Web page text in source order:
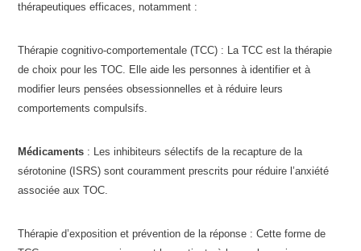
thérapeutiques efficaces, notamment :
Thérapie cognitivo-comportementale (TCC) : La TCC est la thérapie
de choix pour les TOC. Elle aide les personnes à identifier et à
modifier leurs pensées obsessionnelles et à réduire leurs
comportements compulsifs.
Médicaments : Les inhibiteurs sélectifs de la recapture de la
sérotonine (ISRS) sont couramment prescrits pour réduire l’anxiété
associée aux TOC.
Thérapie d’exposition et prévention de la réponse : Cette forme de